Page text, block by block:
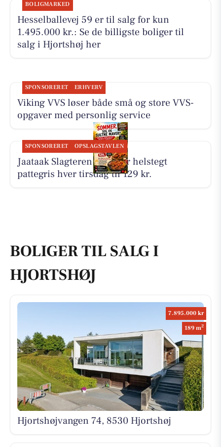
BOLIGMARKED
Hesselballevej 59 er til salg for kun
1.495.000 kr.: Se de billigste boliger til
salg i Hjortshøj her
SPONSORERET ERHVERV
Viking VVS løser både små og store VVS-
opgaver med personlig service
SPONSORERET OPSLAGSTAVLEN
Jaataak Slagteren serverer helstegt
pattegris hver tirsdag til 129 kr.
BOLIGER TIL SALG I
HJORTSHØJ
7.895.000 kr
189 m2
Hjortshøjvangen 74, 8530 Hjortshøj